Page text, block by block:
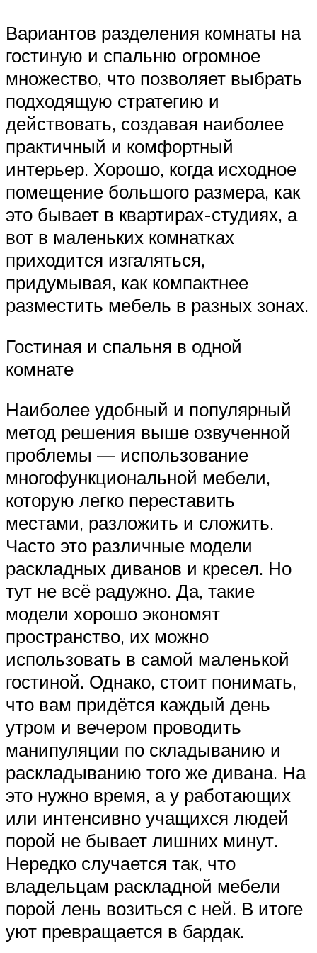
Вариантов разделения комнаты на
гостиную и спальню огромное
множество, что позволяет выбрать
подходящую стратегию и
действовать, создавая наиболее
практичный и комфортный
интерьер. Хорошо, когда исходное
помещение большого размера, как
это бывает в квартирах-студиях, а
вот в маленьких комнатках
приходится изгаляться,
придумывая, как компактнее
разместить мебель в разных зонах.
Гостиная и спальня в одной
комнате
Наиболее удобный и популярный
метод решения выше озвученной
проблемы — использование
многофункциональной мебели,
которую легко переставить
местами, разложить и сложить.
Часто это различные модели
раскладных диванов и кресел. Но
тут не всё радужно. Да, такие
модели хорошо экономят
пространство, их можно
использовать в самой маленькой
гостиной. Однако, стоит понимать,
что вам придётся каждый день
утром и вечером проводить
манипуляции по складыванию и
раскладыванию того же дивана. На
это нужно время, а у работающих
или интенсивно учащихся людей
порой не бывает лишних минут.
Нередко случается так, что
владельцам раскладной мебели
порой лень возиться с ней. В итоге
уют превращается в бардак.